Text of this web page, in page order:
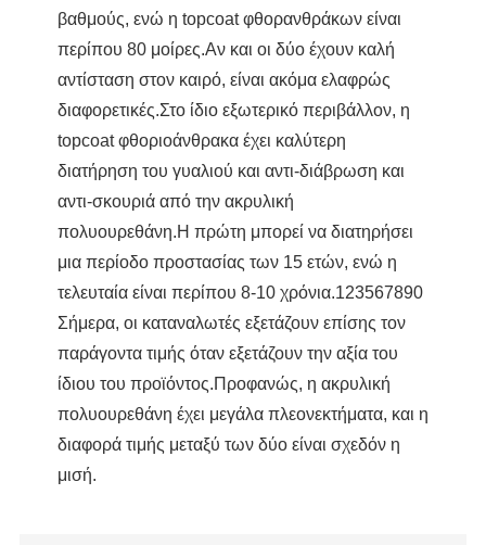
βαθμούς, ενώ η topcoat φθορανθράκων είναι
περίπου 80 μοίρες.Αν και οι δύο έχουν καλή
αντίσταση στον καιρό, είναι ακόμα ελαφρώς
διαφορετικές.Στο ίδιο εξωτερικό περιβάλλον, η
topcoat φθοριοάνθρακα έχει καλύτερη
διατήρηση του γυαλιού και αντι-διάβρωση και
αντι-σκουριά από την ακρυλική
πολυουρεθάνη.Η πρώτη μπορεί να διατηρήσει
μια περίοδο προστασίας των 15 ετών, ενώ η
τελευταία είναι περίπου 8-10 χρόνια.123567890
Σήμερα, οι καταναλωτές εξετάζουν επίσης τον
παράγοντα τιμής όταν εξετάζουν την αξία του
ίδιου του προϊόντος.Προφανώς, η ακρυλική
πολυουρεθάνη έχει μεγάλα πλεονεκτήματα, και η
διαφορά τιμής μεταξύ των δύο είναι σχεδόν η
μισή.